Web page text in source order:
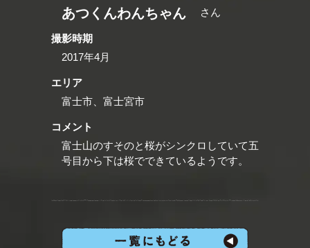
あつくんわんちゃん さん
撮影時期
2017年4月
エリア
富士市、富士宮市
コメント
富士山のすそのと桜がシンクロしていて五
号目から下は桜でできているようです。